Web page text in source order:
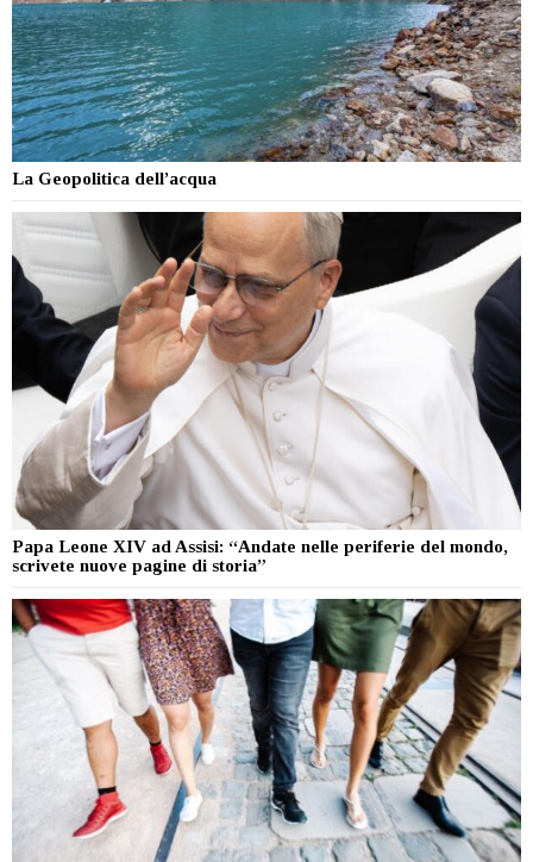
La Geopolitica dell’acqua
Papa Leone XIV ad Assisi: “Andate nelle periferie del mondo,
scrivete nuove pagine di storia”